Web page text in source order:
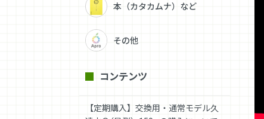
本（カタカムナ）など
その他
コンテンツ
【定期購入】交換用・通常モデル久